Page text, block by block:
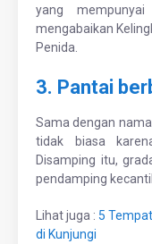
yang
mengabaikan
Penida.
3. Pantai
Sama dengan
tidak biasa
Disamping itu,
pendamping
Lihat juga : 5
di Kunjungi